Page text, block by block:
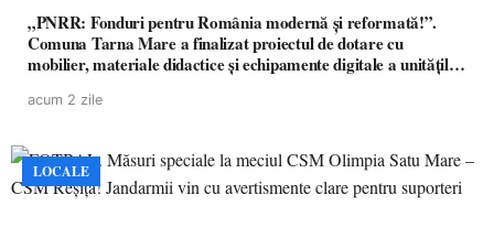
„PNRR: Fonduri pentru România modernă și reformată!”.
Comuna Tarna Mare a finalizat proiectul de dotare cu
mobilier, materiale didactice și echipamente digitale a unităților
acum 2 zile
LOCALE